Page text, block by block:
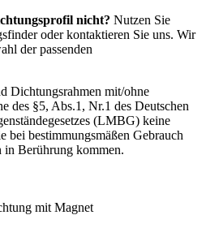
nicht? Nutzen Sie
oder kontaktieren Sie uns. Wir
der passenden
Dichtungsrahmen mit/ohne
des §5, Abs.1, Nr.1 des Deutschen
(LMBG) keine
bei bestimmungsmäßen Gebrauch
Berührung kommen.
mit Magnet